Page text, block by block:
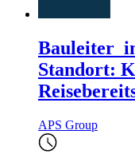
Standort:
APS Group